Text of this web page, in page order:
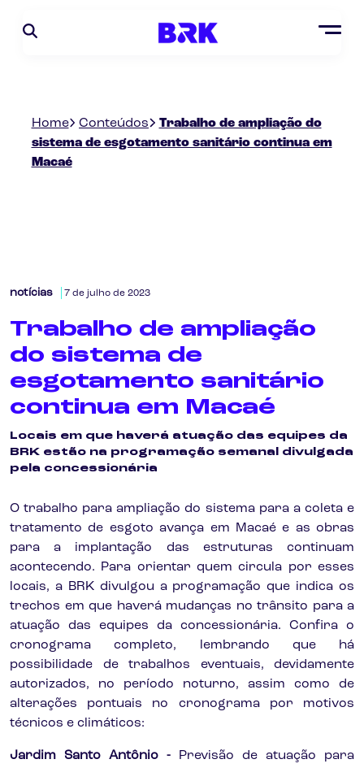
Home Conteúdos
Trabalho de ampliação do
sistema de esgotamento sanitário continua em
Macaé
notícias 7 de julho de 2023
Trabalho de ampliação
do sistema de
esgotamento sanitário
continua em Macaé
Locais em que haverá atuação das equipes da
BRK estão na programação semanal divulgada
pela concessionária
O trabalho para ampliação do sistema para a coleta e
tratamento de esgoto avança em Macaé e as obras
para a implantação das estruturas continuam
acontecendo. Para orientar quem circula por esses
locais, a BRK divulgou a programação que indica os
trechos em que haverá mudanças no trânsito para a
atuação das equipes da concessionária. Confira o
cronograma completo, lembrando que há
possibilidade de trabalhos eventuais, devidamente
autorizados, no período noturno, assim como de
alterações pontuais no cronograma por motivos
técnicos e climáticos:
Jardim Santo Antônio - Previsão de atuação para